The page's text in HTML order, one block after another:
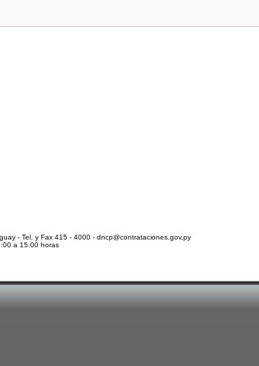
- Tel. y Fax 415 - 4000 - dncp@contrataciones.gov.py
a 15:00 horas